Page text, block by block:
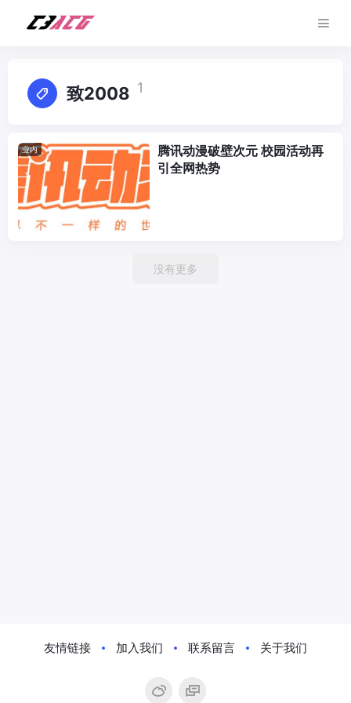
致2008 1
业内
腾讯动漫破壁次元 校园活动再
引全网热势
没有更多
友情链接 加入我们 联系留言 关于我们